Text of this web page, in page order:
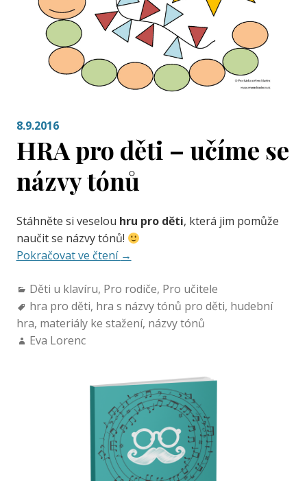
8.9.2016
HRA pro děti – učíme se
názvy tónů
Stáhněte si veselou hru pro děti, která jim pomůže
naučit se názvy tónů!
Pokračovat ve čtení →
Děti u klavíru, Pro rodiče, Pro učitele
hra pro děti, hra s názvy tónů pro děti, hudební
hra, materiály ke stažení, názvy tónů
Eva Lorenc